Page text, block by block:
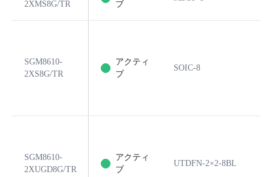
2XMS8G/TR
ブ
SGM8610-
2XS8G/TR
アクティ
ブ
SOIC-8
SGM8610-
2XUGD8G/TR
アクティ
ブ
UTDFN-2×2-8BL